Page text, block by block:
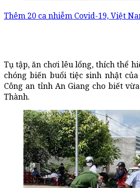
Thêm 20 ca nhiễm Covid-19, Việt
Tụ tập, ăn chơi lêu lổng, thích thể
chóng biến buổi tiệc sinh nhật
Công an tỉnh An Giang cho biết
Thành.